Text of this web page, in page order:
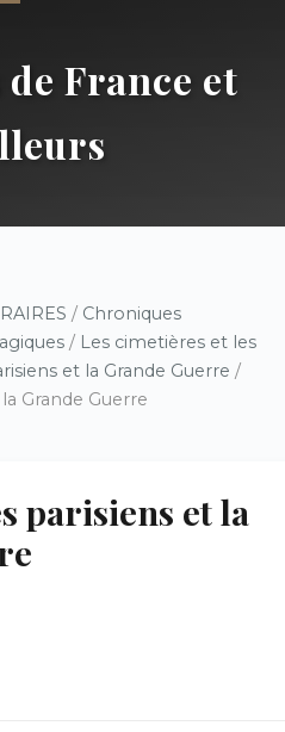
France et
/ Chroniques
/ Les cimetières et les
et la Grande Guerre /
Grande Guerre
parisiens et la